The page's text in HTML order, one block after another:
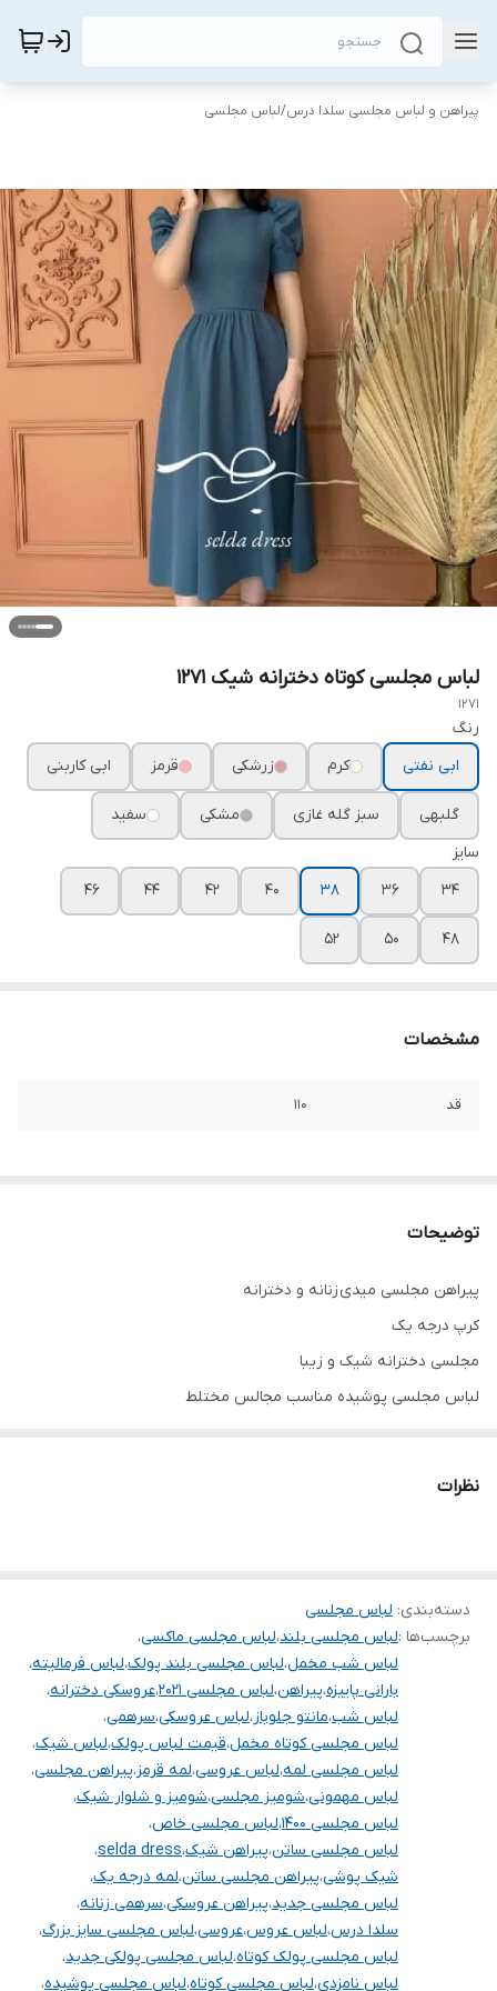
پیراهن و لباس مجلسی سلدا درس/لباس مجلسی
لباس مجلسی کوتاه دخترانه شیک ۱۲۷۱
1271
رنگ
ابی نفتی
کرم زرشکی قرمز ابی کاربنی
گلبهی سبز گله غازی مشکی
سفید
سایز
۳۴
۳۶ ۳۸ ۴۰ ۴۲ ۴۴ ۴۶
۴۸ ۵۰ ۵۲
مشخصات
قد ۱۱۰
توضیحات
پیراهن مجلسی میدی زنانه و دخترانه
کرپ درجه یک
مجلسی دخترانه شیک و زیبا
لباس مجلسی پوشیده مناسب مجالس مختلط
توجه توجه : دوستان عزیز لطفا در هنگام انتخاب مدل دقت فرمائید همه
مشخصات کارها زیر آن قید شده لطفا موقع انتخاب دقت کنید چون این
سایت امکان مرجوع یا تعویض مدل ندارد فقط تعویض سایز داریم
نظرات
دسته‌بندی: لباس مجلسی
برچسب‌ها :لباس مجلسی بلند،لباس مجلسی ماکسی،
لباس شب مخمل،لباس مجلسی بلند پولک،لباس فرمالیته،
بارانی پاییزه،پیراهن،لباس مجلسی ۲۰۲۱ ،عروسکی دخترانه،
لباس شب،مانتو جلوباز،لباس عروسکی،سرهمی،
لباس مجلسی کوتاه مخمل،قیمت لباس پولک،لباس شیک،
لباس مجلسی لمه،لباس عروسی،لمه قرمز،پیراهن مجلسی،
لباس مهمونی،شومیز مجلسی،شومیز و شلوار شیک،
لباس مجلسی ۱۴۰۰
،لباس مجلسی خاص،
لباس مجلسی ساتن،پیراهن شیک،selda dress،
شیک پوشی،پیراهن مجلسی ساتن،لمه درجه یک،
لباس مجلسی جدید،پیراهن عروسکی،سرهمی زنانه،
سلدا درس،لباس عروس،عروسی،لباس مجلسی سایز بزرگ،
لباس مجلسی پولک کوتاه،لباس مجلسی پولکی جدید،
لباس نامزدی،لباس مجلسی کوتاه،لباس مجلسی پوشیده،